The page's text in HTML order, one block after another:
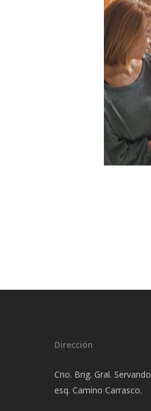
Dirección
Cno. Brig. Gral.
esq. Camino Carrasco.